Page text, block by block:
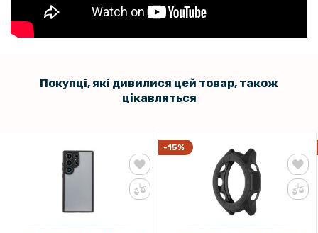
Покупці, які дивилися цей товар, також
цікавляться
-15%